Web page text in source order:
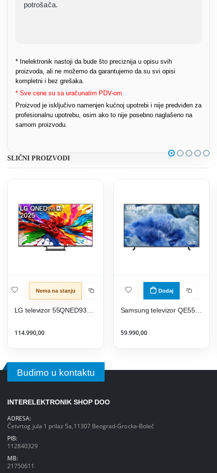
potrošača.
* Inelektronik nastoji da bude što preciznija u opisu svih
proizvoda, ali ne možemo da garantujemo da su svi opisi
kompletni i bez grešaka.
* Sve cene su sa uračunatim PDV-om.
Proizvod je isključivo namenjen kućnoj upotrebi i nije predviđen za
profesionalnu upotrebu, osim ako to nije posebno naglašeno na
samom proizvodu.
SLIČNI PROIZVODI
Nema na stanju
114.990,00
Dodaj
Samsung televizor QE55Q8FAAUXXH
59.990,00
Budimo u kontaktu
INTERELEKTRONIK SHOP DOO
ADRESA:
Četvrtog jula 1 prilaz 5a,11307 Beograd-Grocka-Boleč
PIB:
112840329
MB:
21750611